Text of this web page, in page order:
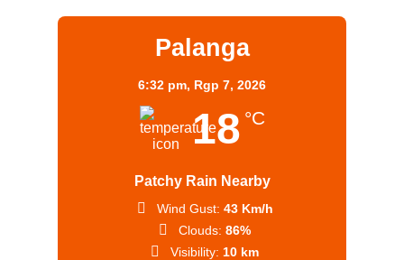
Palanga
6:32 pm, Rgp 7, 2026
18 °C
Patchy Rain Nearby
Wind Gust: 43 Km/h
Clouds: 86%
Visibility: 10 km